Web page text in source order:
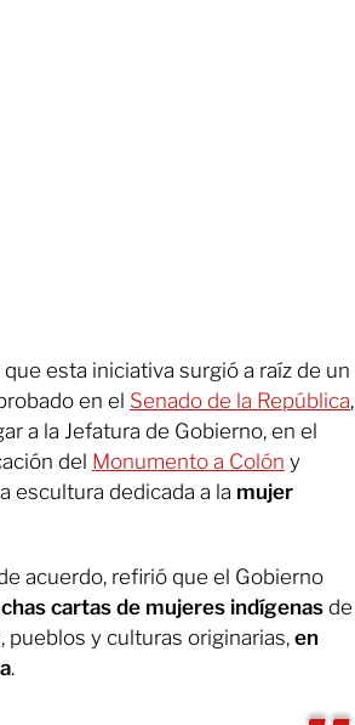
esta iniciativa surgió a raíz de un
en el Senado de la República,
a la Jefatura de Gobierno, en el
del Monumento a Colón y
escultura dedicada a la mujer
acuerdo, refirió que el Gobierno
cartas de mujeres indígenas de
y culturas originarias,en
.